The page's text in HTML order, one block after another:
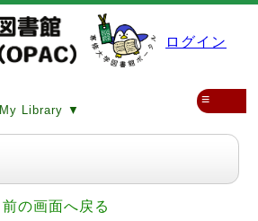
ログイン
My Library ▼
≡
前の画面へ戻る